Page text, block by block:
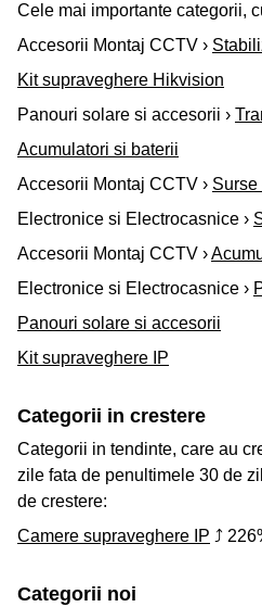
Cele mai importante categorii,
Accesorii Montaj CCTV ›
Kit supraveghere Hikvision
Panouri solare si accesorii ›
Acumulatori si baterii
Accesorii Montaj CCTV › Surse
Electronice si Electrocasnice ›
Accesorii Montaj CCTV ›
Electronice si Electrocasnice ›
Panouri solare si accesorii
Kit supraveghere IP
Categorii in crestere
Categorii in tendinte, care au
zile fata de penultimele 30 de
de crestere:
Camere supraveghere IP ⤴
Categorii noi